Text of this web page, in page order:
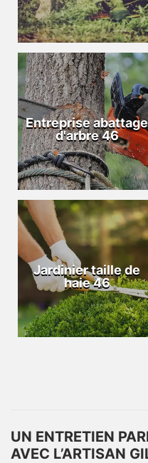
Entreprise abattage
d'arbre 46
Jardinier taille de
haie 46
UN ENTRETIEN
AVEC L’ARTISAN